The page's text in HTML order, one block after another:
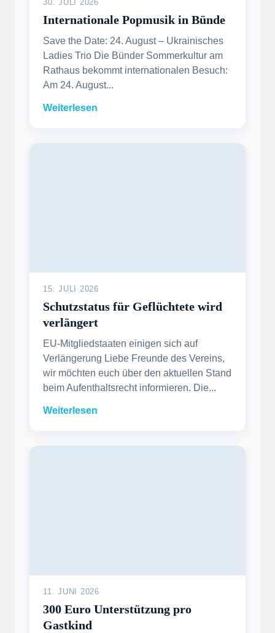
30. JULI 2026
Internationale Popmusik in Bünde
Save the Date: 24. August – Ukrainisches
Ladies Trio Die Bünder Sommerkultur am
Rathaus bekommt internationalen Besuch:
Am 24. August...
Weiterlesen
15. JULI 2026
Schutzstatus für Geflüchtete wird
verlängert
EU-Mitgliedstaaten einigen sich auf
Verlängerung Liebe Freunde des Vereins,
wir möchten euch über den aktuellen Stand
beim Aufenthaltsrecht informieren. Die...
Weiterlesen
11. JUNI 2026
300 Euro Unterstützung pro
Gastkind